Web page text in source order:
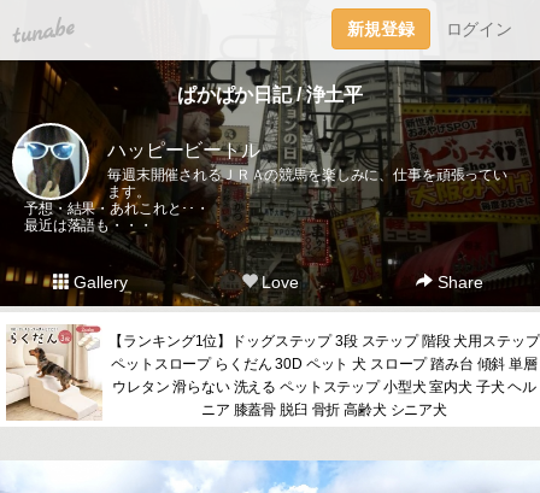
tuna.be 新規登録 ログイン
ぱかぱか日記 / 浄土平
ハッピービートル
毎週末開催されるＪＲＡの競馬を楽しみに、仕事を頑張ってい
ます。
予想・結果・あれこれと･･・
最近は落語も・・・
Gallery Love Share
【ランキング1位】ドッグステップ 3段 ステップ 階段 犬用ステップ
ペットスロープ らくだん 30D ペット 犬 スロープ 踏み台 傾斜 単層
ウレタン 滑らない 洗える ペットステップ 小型犬 室内犬 子犬 ヘル
ニア 膝蓋骨 脱臼 骨折 高齢犬 シニア犬